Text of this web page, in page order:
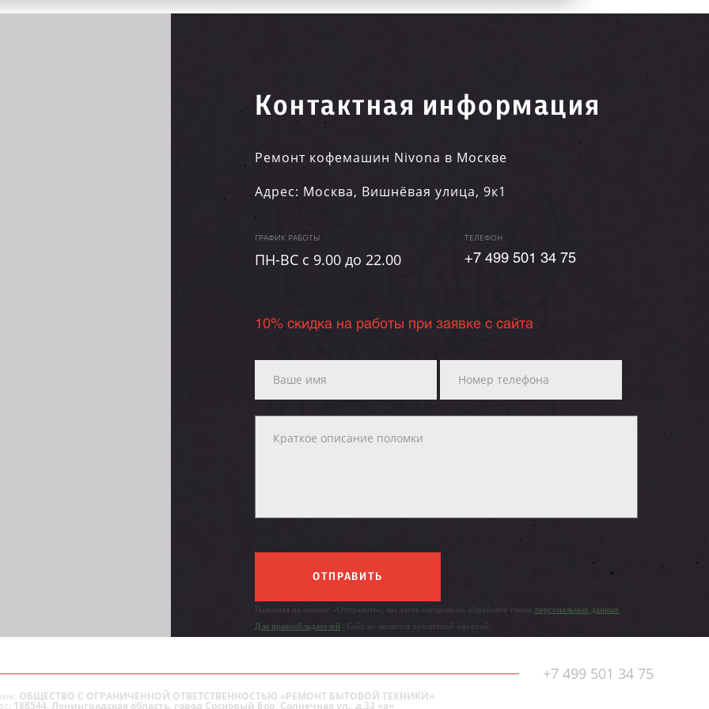
Контактная информация
Ремонт кофемашин Nivona в Москве
Адрес: Москва, Вишнёвая улица, 9к1
ГРАФИК РАБОТЫ
ПН-ВC c 9.00 до 22.00
ТЕЛЕФОН
+7 499 501 34 75
10% скидка на работы при заявке с сайта
ОТПРАВИТЬ
Нажимая на кнопку «Отправить», вы даете согласие на обработку своих персональных данных
Для правообладателей | Сайт не является публичной офертой.
+7 499 501 34 75
ОБЩЕСТВО С ОГРАНИЧЕННОЙ ОТВЕТСТВЕННОСТЬЮ «РЕМОНТ БЫТОВОЙ ТЕХНИКИ»
188544, Ленинградская область, город Сосновый Бор, Солнечная ул., д.33 «а»